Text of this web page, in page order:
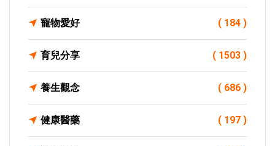
寵物愛好 ( 184 )
育兒分享 ( 1503 )
養生觀念 ( 686 )
健康醫藥 ( 197 )